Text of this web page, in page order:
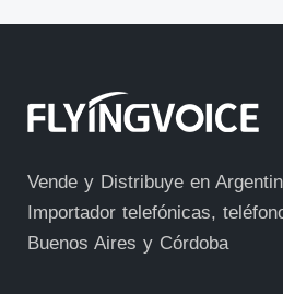
Vende y Distribuye en
Importador telefónicas,
Buenos Aires y Córdoba